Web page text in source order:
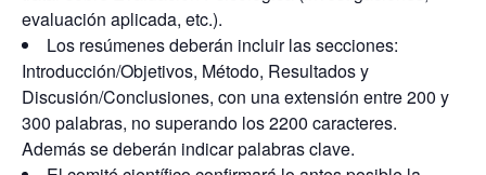
evaluación aplicada, etc.).
Los resúmenes deberán incluir las secciones:
Introducción/Objetivos, Método, Resultados y
Discusión/Conclusiones, con una extensión entre 200 y
300 palabras, no superando los 2200 caracteres.
Además se deberán indicar palabras clave.